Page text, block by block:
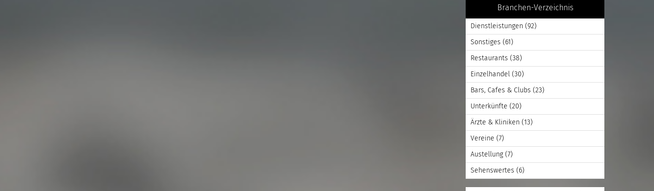
Branchen-Verzeichnis
Dienstleistungen (92)
Sonstiges (61)
Restaurants (38)
Einzelhandel (30)
Bars, Cafes & Clubs (23)
Unterkünfte (20)
Ärzte & Kliniken (13)
Vereine (7)
Austellung (7)
Sehenswertes (6)